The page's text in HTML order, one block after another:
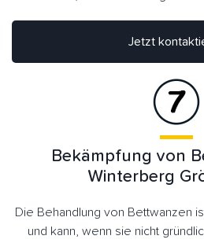
Jetzt
Bekämpfung von
Winterberg
Die Behandlung von Bettwanzen
und kann, wenn sie nicht